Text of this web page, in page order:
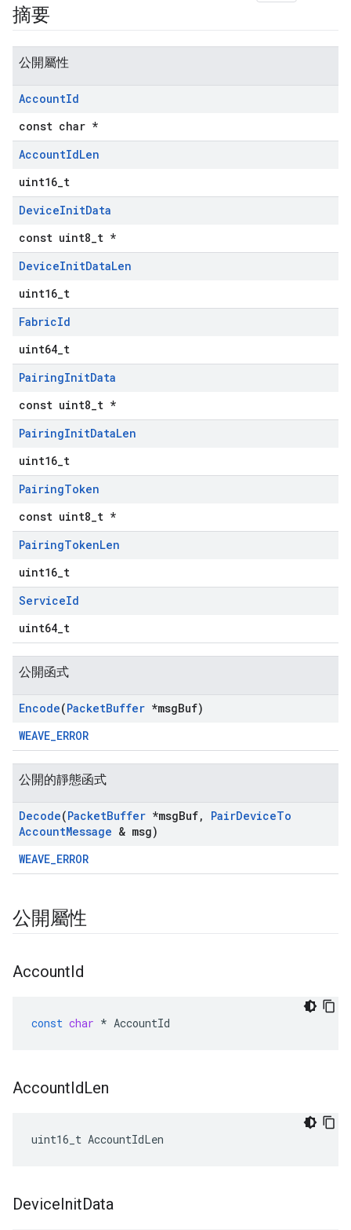
摘要
公開屬性
AccountId
const char *
AccountIdLen
uint16_t
DeviceInitData
const uint8_t *
DeviceInitDataLen
uint16_t
FabricId
uint64_t
PairingInitData
const uint8_t *
PairingInitDataLen
uint16_t
PairingToken
const uint8_t *
PairingTokenLen
uint16_t
ServiceId
uint64_t
公開函式
Encode(PacketBuffer *msgBuf)
WEAVE_ERROR
公開的靜態函式
Decode(PacketBuffer *msgBuf, PairDeviceTo
AccountMessage & msg)
WEAVE_ERROR
公開屬性
AccountId
const char * AccountId
AccountIdLen
uint16_t AccountIdLen
DeviceInitData